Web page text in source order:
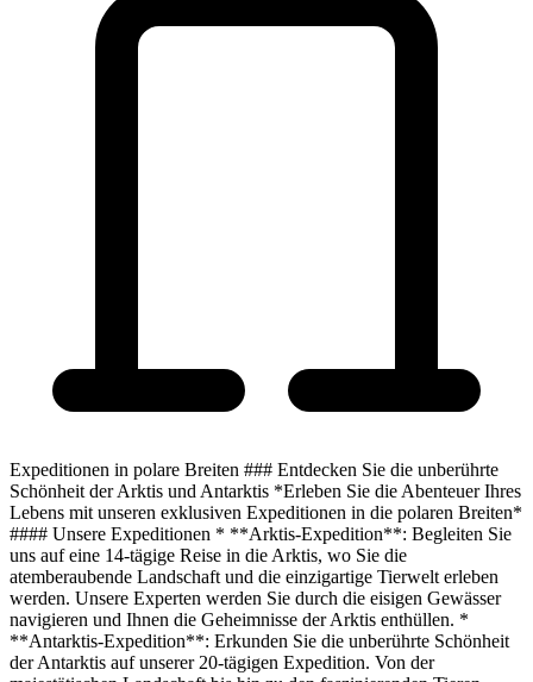
Expeditionen in polare Breiten ### Entdecken Sie die unberührte
Schönheit der Arktis und Antarktis *Erleben Sie die Abenteuer Ihres
Lebens mit unseren exklusiven Expeditionen in die polaren Breiten*
#### Unsere Expeditionen * **Arktis-Expedition**: Begleiten Sie
uns auf eine 14-tägige Reise in die Arktis, wo Sie die
atemberaubende Landschaft und die einzigartige Tierwelt erleben
werden. Unsere Experten werden Sie durch die eisigen Gewässer
navigieren und Ihnen die Geheimnisse der Arktis enthüllen. *
**Antarktis-Expedition**: Erkunden Sie die unberührte Schönheit
der Antarktis auf unserer 20-tägigen Expedition. Von der